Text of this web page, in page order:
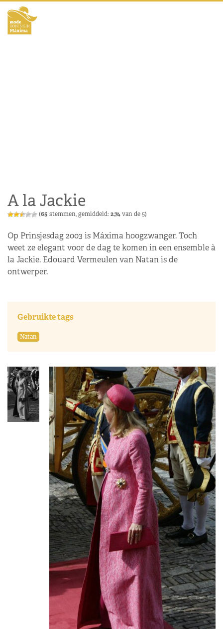
A la Jackie
(65 stemmen, gemiddeld: 2,74van de 5)
Op Prinsjesdag 2003 is Máxima hoogzwanger. Toch
weet ze elegant voor de dag te komen in een ensemble à
la Jackie. Edouard Vermeulen van Natan is de
ontwerper.
Gebruikte tags
Natan